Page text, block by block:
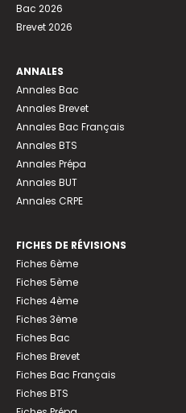
Bac 2026
Brevet 2026
ANNALES
Annales Bac
Annales Brevet
Annales Bac Français
Annales BTS
Annales Prépa
Annales BUT
Annales CRPE
FICHES DE RÉVISIONS
Fiches 6ème
Fiches 5ème
Fiches 4ème
Fiches 3ème
Fiches Bac
Fiches Brevet
Fiches Bac Français
Fiches BTS